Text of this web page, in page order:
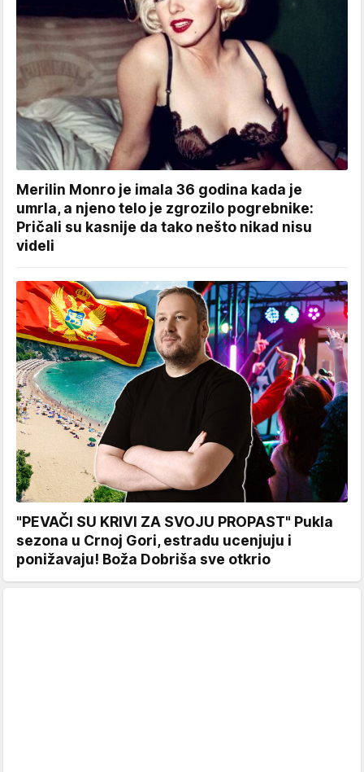
Merilin Monro je imala 36 godina kada je
umrla, a njeno telo je zgrozilo pogrebnike:
Pričali su kasnije da tako nešto nikad nisu
videli
"PEVAČI SU KRIVI ZA SVOJU PROPAST" Pukla
sezona u Crnoj Gori, estradu ucenjuju i
ponižavaju! Boža Dobriša sve otkrio